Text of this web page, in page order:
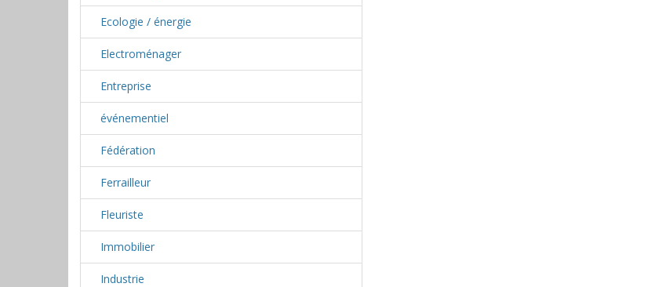
Ecologie / énergie
Electroménager
Entreprise
événementiel
Fédération
Ferrailleur
Fleuriste
Immobilier
Industrie